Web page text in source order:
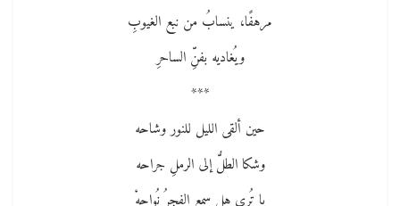
مرهفًا، ينسابُ من نبع الغيوبِ
ويُغاديه بفنِّ الساحرِ
***
حين ألقى الليل للنور وشاحه
وشكا الطلُّ إلى الرملِ جراحه
يا تُرى هل سمع الفجرُ نُواحهْ